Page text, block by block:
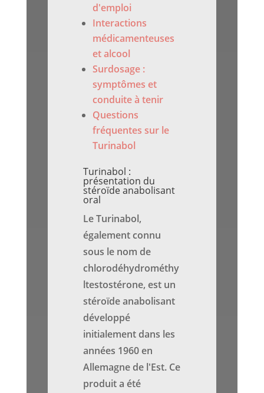
d'emploi
Interactions
médicamenteuses
et alcool
Surdosage :
symptômes et
conduite à tenir
Questions
fréquentes sur le
Turinabol
Turinabol :
présentation du
stéroïde anabolisant
oral
Le Turinabol,
également connu
sous le nom de
chlorodéhydrométhy
ltestostérone, est un
stéroïde anabolisant
développé
initialement dans les
années 1960 en
Allemagne de l'Est. Ce
produit a été